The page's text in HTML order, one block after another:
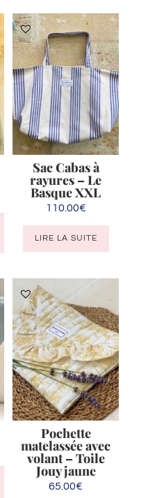
Ce
variations.
Les
options
peuvent
être
choisies
sur
la
produit
Sac Cabas à
rayures – Le
Basque XXL
110.00€
LIRE LA SUITE
Pochette
matelassée avec
volant – Toile
Jouy jaune
65.00€